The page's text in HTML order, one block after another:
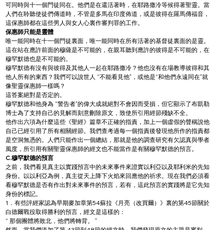
可同時與十一個門徒同在。他們是在還活著時，在耶路撒冷等候得著聖靈。當
人們在聆聽使徒們傳道時，不管是多馬在印度佈道，或是彼得在羅馬傳福音，
這保惠師都在這些男人與女人心裏作審判罪的工作。
保惠師只能是靈體
唯一能同時在十一個門徒裏面，唯一能同時在所有活著的基督徒裏面的是靈。
這在站在應許前面的穆薩是不可能的，在親耳聽到應許的彼得是不可能的，在
穆罕默德也是不可能的。
穆罕默德有沒有與彼得及其他人一起在耶路撒冷？他也沒有在場教導彼得和其
他人所有的東西？我們可以說世人 “不能看見他”，或他是“和他們永遠同在”就
像聖靈保惠師一樣嗎？
這答案絕對是否定的。
穆罕默德和他身為 “警告者”的偉大成就絕對不會因而受損，但它顯示了布凱勒
博士為了支持自己的見解而刻意刪除原文，致使所引用經節殘缺不全。
他作出六項為什麼這些《聖經》篇章不正確的指責，加上一個虛假的聲稱說他
自己已經引用了所有相關經節。我們查考過每一個指責後發現他所作的指責都
是空洞無憑的。人們只能作出一個總結，那就是他的調查研究有欠認真與學者
風度，所引用有關聖靈保惠師的經文也不能當作是有關穆罕默德的預言。
C.穆罕默德的預言
之前，我們看見真主以實踐預言中的未來事件來證實以利亞以及耶利米的先知
身份。以以利亞為例，真主從天上降下火焰來回應他的祈求。現在我們必須看
看穆罕默德是否有作出對未來事件的預言，若有，這此預言的實踐將是它先知
身份的標記。
1．有些評經家認為早期麥加章第54蘇拉《月亮（改買爾）》裏的第45節關於
白德爾戰役取得勝利的預言，經文是這樣的：
“ 那個團體將敗北，他們將轉背。 ”